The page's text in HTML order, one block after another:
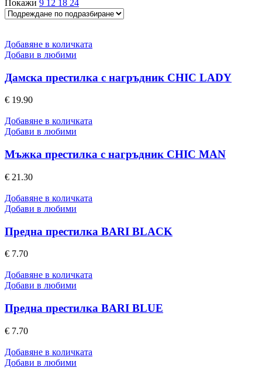
Покажи 9 12 18 24
Добавяне в количката
Добави в любими
Дамска престилка с нагръдник CHIC LADY
€ 19.90
Добавяне в количката
Добави в любими
Мъжка престилка с нагръдник CHIC MAN
€ 21.30
Добавяне в количката
Добави в любими
Предна престилка BARI BLACK
€ 7.70
Добавяне в количката
Добави в любими
Предна престилка BARI BLUE
€ 7.70
Добавяне в количката
Добави в любими